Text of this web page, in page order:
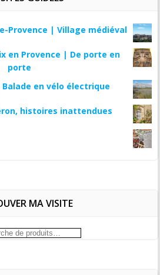
Provence | Village médiéval
en Provence | De porte en
porte
en vélo électrique
histoires inattendues
MA VISITE